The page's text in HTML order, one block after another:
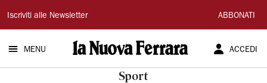
La
Nuova
Ferrara
Iscriviti alle Newsletter ABBONATI
MENU ACCEDI
Sport